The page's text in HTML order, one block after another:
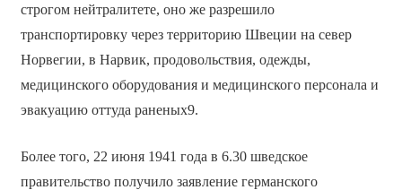
строгом нейтралитете, оно же разрешило
транспортировку через территорию Швеции на север
Норвегии, в Нарвик, продовольствия, одежды,
медицинского оборудования и медицинского персонала и
эвакуацию оттуда раненых9.
Более того, 22 июня 1941 года в 6.30 шведское
правительство получило заявление германского